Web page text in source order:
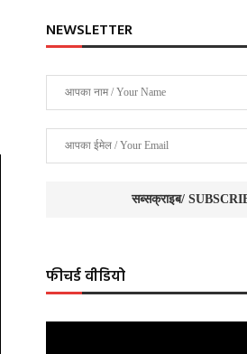
NEWSLETTER
फीचर्ड वीडियो